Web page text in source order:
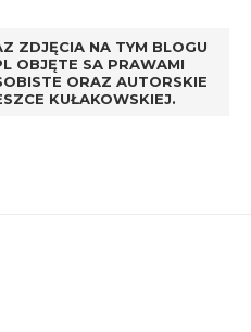
ZDJĘCIA NA TYM BLOGU
OBJĘTE SA PRAWAMI
ORAZ AUTORSKIE
KUŁAKOWSKIEJ.